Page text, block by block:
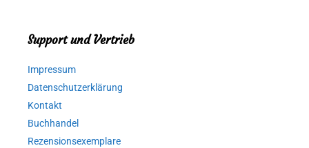
Support und Vertrieb
Impressum
Datenschutzerklärung
Kontakt
Buchhandel
Rezensionsexemplare